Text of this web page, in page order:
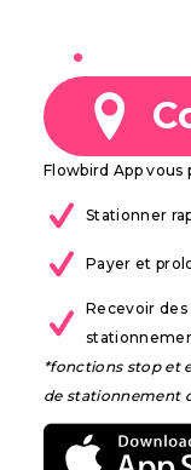
Flowbird App vous
Stationner
Payer et
Recevoir
*fonctions stop et
de stationnement